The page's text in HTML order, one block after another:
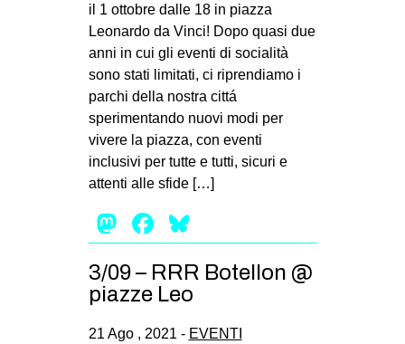
RECENSIONI
INTERNAZIONALE
AFRICA
ESTREMO ORIENTE
EUROPA
MONDO
EVENTI
il 1 ottobre dalle 18 in piazza
Leonardo da Vinci! Dopo quasi due
anni in cui gli eventi di socialità
sono stati limitati, ci riprendiamo i
parchi della nostra cittá
sperimentando nuovi modi per
vivere la piazza, con eventi
inclusivi per tutte e tutti, sicuri e
attenti alle sfide […]
Mastodon
Facebook
3/09 – RRR Botellon @
piazze Leo
21 Ago , 2021 - EVENTI